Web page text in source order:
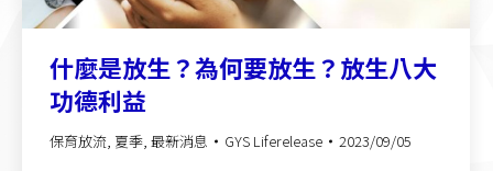
什麼是放生？為何要放生？放生八大
功德利益
保育放流, 夏季, 最新消息 GYS Liferelease 2023/09/05